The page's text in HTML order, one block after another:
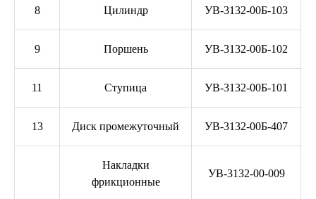
8 Цилиндр УВ-3132-00Б-103
9 Поршень УВ-3132-00Б-102
11 Ступица УВ-3132-00Б-101
13 Диск промежуточный УВ-3132-00Б-407
Накладки
фрикционные
УВ-3132-00-009